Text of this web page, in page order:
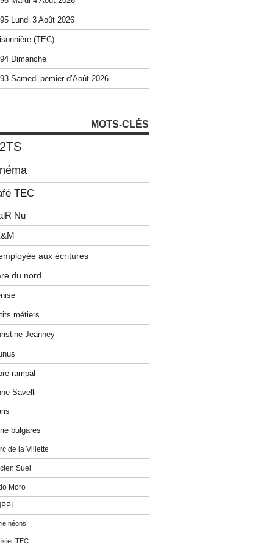
Lundi 3 Août 2026
(TEC)
Dimanche
Samedi pemier d’Août 2026
MOTS-CLÉS
TEC
Nu
aux écritures
du nord
métiers
Jeanney
rampal
Savelli
bulgares
de la Villette
Suel
Moro
néons
TEC